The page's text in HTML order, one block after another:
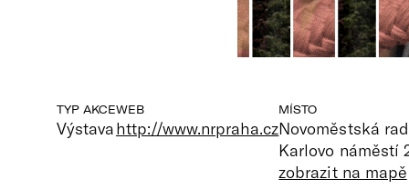
TYP AKCE
Výstava
WEB
http://www.nrpraha.cz
MÍSTO
Novoměstská
Karlovo náměstí
zobrazit na mapě